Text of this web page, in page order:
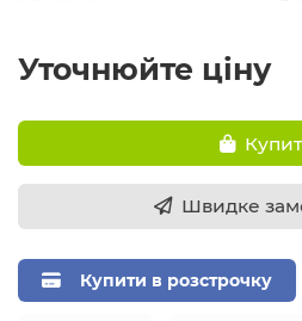
Уточнюйте ціну
Швидке
Купити в розстрочку